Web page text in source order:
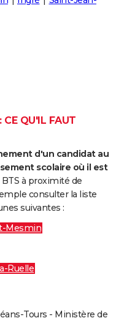
CE QU'IL FAUT
d'un candidat au
scolaire où il est
à proximité de
consulter la liste
suivantes :
Mesmin
Ruelle
Tours - Ministère de